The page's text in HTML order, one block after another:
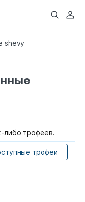
shevy
либо трофеев.
трофеи